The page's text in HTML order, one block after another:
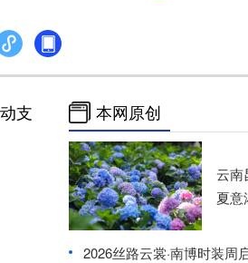
支 本网原创
云南
夏意
2026丝路云裳·南博时装周